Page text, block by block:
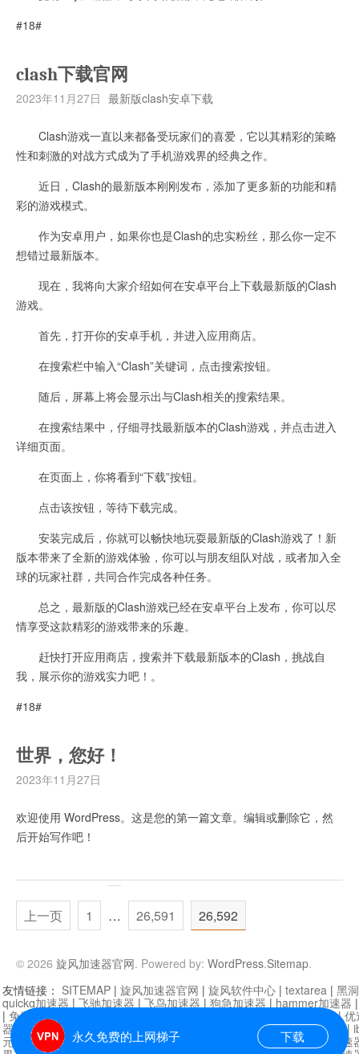
#18#
clash下载官网
2023年11月27日 最新版clash安卓下载
Clash游戏一直以来都备受玩家们的喜爱，它以其精彩的策略
性和刺激的对战方式成为了手机游戏界的经典之作。
近日，Clash的最新版本刚刚发布，添加了更多新的功能和精
彩的游戏模式。
作为安卓用户，如果你也是Clash的忠实粉丝，那么你一定不
想错过最新版本。
现在，我将向大家介绍如何在安卓平台上下载最新版的Clash
游戏。
首先，打开你的安卓手机，并进入应用商店。
在搜索栏中输入“Clash”关键词，点击搜索按钮。
随后，屏幕上将会显示出与Clash相关的搜索结果。
在搜索结果中，仔细寻找最新版本的Clash游戏，并点击进入
详细页面。
在页面上，你将看到“下载”按钮。
点击该按钮，等待下载完成。
安装完成后，你就可以畅快地玩耍最新版的Clash游戏了！新
版本带来了全新的游戏体验，你可以与朋友组队对战，或者加入全
球的玩家社群，共同合作完成各种任务。
总之，最新版的Clash游戏已经在安卓平台上发布，你可以尽
情享受这款精彩的游戏带来的乐趣。
赶快打开应用商店，搜索并下载最新版本的Clash，挑战自
我，展示你的游戏实力吧！。
#18#
世界，您好！
2023年11月27日
欢迎使用 WordPress。这是您的第一篇文章。编辑或删除它，然
后开始写作吧！
上一页 1 … 26,591 26,592
© 2026 旋风加速器官网. Powered by: WordPress.Sitemap.
永久免费的上网梯子 下载
友情链接： SITEMAP | 旋风加速器官网 | 旋风软件中心 | textarea | 黑
quickq加速器 | 飞驰加速器 | 飞鸟加速器 | 狗急加速器 | hammer加速器
| 免费vqn加速外网 迷雾通|优
器| 快柠檬加速器 |黑洞加速 |falemon 快橙加速器|anycast加速器 |
元机场加速器 |一元机场|老王加速器 | 白石山|
小牛加速